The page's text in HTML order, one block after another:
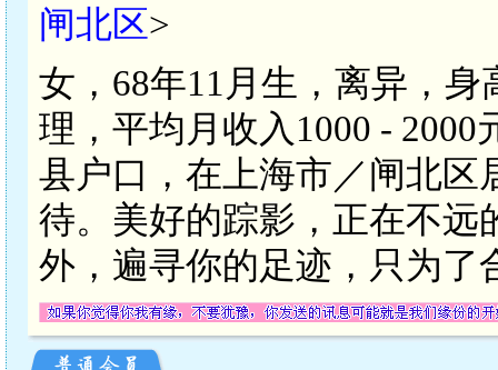
闸北区>
女，68年11月生，离异，
理，平均月收入1000 -
县户口，在上海市／闸北区
待。美好的踪影，正在不远
外，遍寻你的足迹，只为了